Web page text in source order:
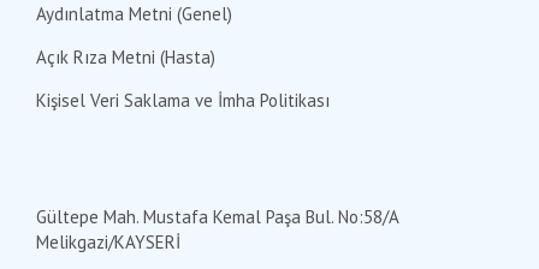
Aydınlatma Metni (Genel)
Açık Rıza Metni (Hasta)
Kişisel Veri Saklama ve İmha Politikası
Gültepe Mah. Mustafa Kemal Paşa Bul. No:58/A
Melikgazi/KAYSERİ